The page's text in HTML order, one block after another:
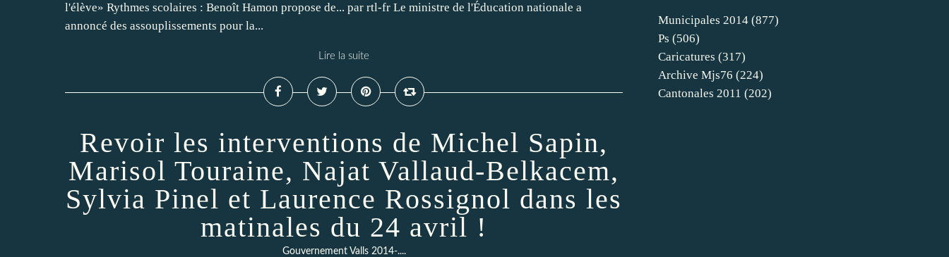
l'élève» Rythmes scolaires : Benoît Hamon propose de... par rtl-fr Le ministre de l'Éducation nationale a
annoncé des assouplissements pour la...
Lire la suite
Revoir les interventions de Michel Sapin,
Marisol Touraine, Najat Vallaud-Belkacem,
Sylvia Pinel et Laurence Rossignol dans les
matinales du 24 avril !
Gouvernement Valls 2014-....
Municipales 2014 (877)
Ps (506)
Caricatures (317)
Archive Mjs76 (224)
Cantonales 2011 (202)